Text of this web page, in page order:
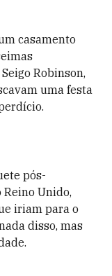
casamento
Robinson,
uma festa
pós-
Reino Unido,
iriam para o
disso, mas